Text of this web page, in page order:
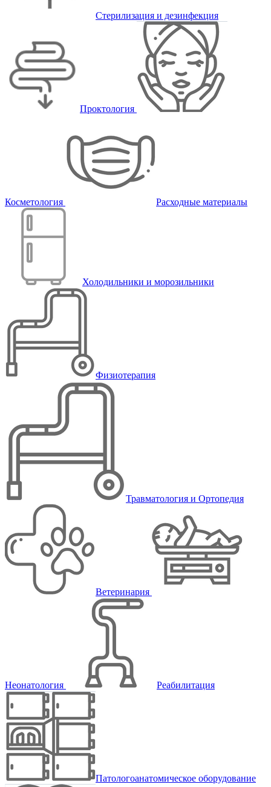
Стерилизация и дезинфекция
Проктология
Косметология Расходные материалы
Холодильники и морозильники
Физиотерапия
Травматология и Ортопедия
Ветеринария
Неонатология Реабилитация
Патологоанатомическое оборудование